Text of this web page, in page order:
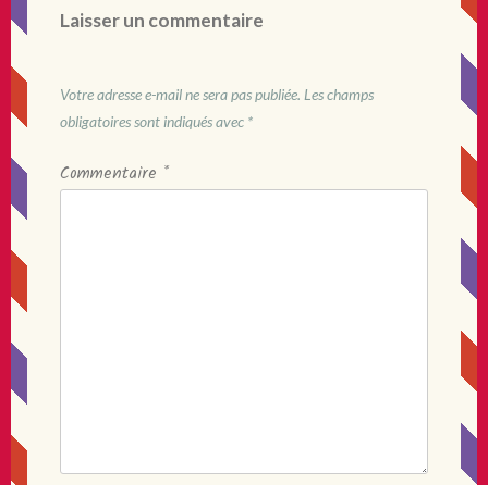
Laisser un commentaire
Votre adresse e-mail ne sera pas publiée. Les champs
obligatoires sont indiqués avec *
Commentaire *